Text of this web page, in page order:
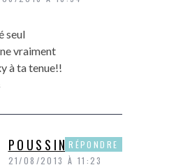
seul
vraiment
à ta tenue!!
POUSSINE
21/08/2013 À 11:23
RÉPONDRE